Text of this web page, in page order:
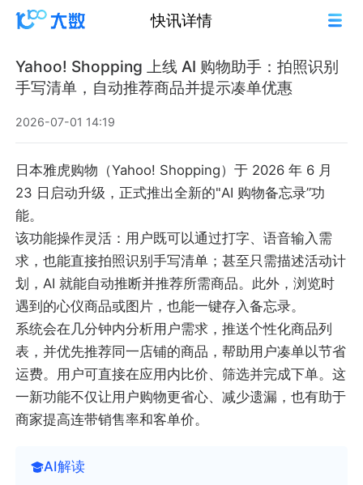
快讯详情
Yahoo! Shopping 上线 AI 购物助手：拍照识别
手写清单，自动推荐商品并提示凑单优惠
2026-07-01 14:19
日本雅虎购物（Yahoo! Shopping）于 2026 年 6 月
23 日启动升级，正式推出全新的"AI 购物备忘录”功
能。
该功能操作灵活：用户既可以通过打字、语音输入需
求，也能直接拍照识别手写清单；甚至只需描述活动计
划，AI 就能自动推断并推荐所需商品。此外，浏览时
遇到的心仪商品或图片，也能一键存入备忘录。
系统会在几分钟内分析用户需求，推送个性化商品列
表，并优先推荐同一店铺的商品，帮助用户凑单以节省
运费。用户可直接在应用内比价、筛选并完成下单。这
一新功能不仅让用户购物更省心、减少遗漏，也有助于
商家提高连带销售率和客单价。
AI解读